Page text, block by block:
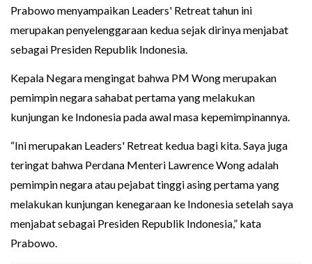
Prabowo menyampaikan Leaders' Retreat tahun ini
merupakan penyelenggaraan kedua sejak dirinya menjabat
sebagai Presiden Republik Indonesia.
Kepala Negara mengingat bahwa PM Wong merupakan
pemimpin negara sahabat pertama yang melakukan
kunjungan ke Indonesia pada awal masa kepemimpinannya.
“Ini merupakan Leaders' Retreat kedua bagi kita. Saya juga
teringat bahwa Perdana Menteri Lawrence Wong adalah
pemimpin negara atau pejabat tinggi asing pertama yang
melakukan kunjungan kenegaraan ke Indonesia setelah saya
menjabat sebagai Presiden Republik Indonesia,” kata
Prabowo.